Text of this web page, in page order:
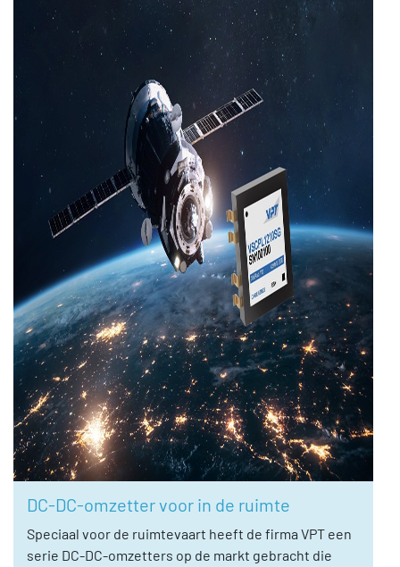
DC-DC-omzetter voor in de ruimte
Speciaal voor de ruimtevaart heeft de firma VPT een
serie DC-DC-omzetters op de markt gebracht die